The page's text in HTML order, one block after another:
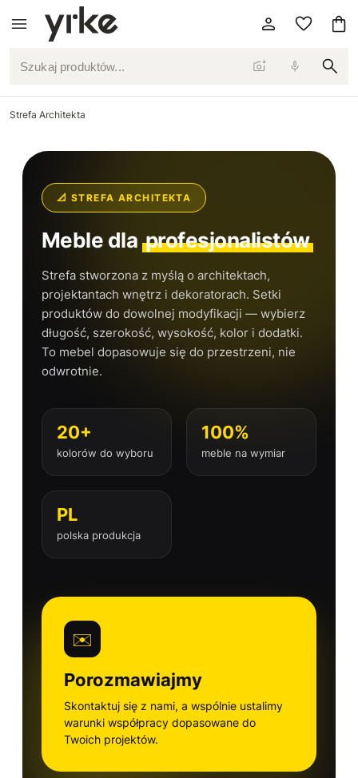
Szukaj produktów...
Strefa Architekta
📐 STREFA ARCHITEKTA
Meble dla profesjonalistów
Strefa stworzona z myślą o architektach,
projektantach wnętrz i dekoratorach. Setki
produktów do dowolnej modyfikacji — wybierz
długość, szerokość, wysokość, kolor i dodatki.
To mebel dopasowuje się do przestrzeni, nie
odwrotnie.
20+
kolorów do wyboru
100%
meble na wymiar
PL
polska produkcja
✉️
Porozmawiajmy
Skontaktuj się z nami, a wspólnie ustalimy
warunki współpracy dopasowane do
Twoich projektów.